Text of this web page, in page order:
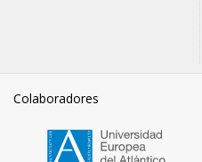
Colaboradores